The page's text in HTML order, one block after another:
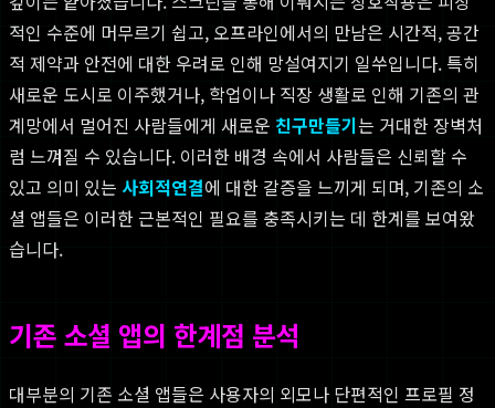
적인 수준에 머무르기 쉽고, 오프라인에서의 만남은 시간적, 공간
적 제약과 안전에 대한 우려로 인해 망설여지기 일쑤입니다. 특히
새로운 도시로 이주했거나, 학업이나 직장 생활로 인해 기존의 관
계망에서 멀어진 사람들에게 새로운 친구만들기는 거대한 장벽처
럼 느껴질 수 있습니다. 이러한 배경 속에서 사람들은 신뢰할 수
있고 의미 있는 사회적연결에 대한 갈증을 느끼게 되며, 기존의 소
셜 앱들은 이러한 근본적인 필요를 충족시키는 데 한계를 보여왔
습니다.
기존 소셜 앱의 한계점 분석
대부분의 기존 소셜 앱들은 사용자의 외모나 단편적인 프로필 정